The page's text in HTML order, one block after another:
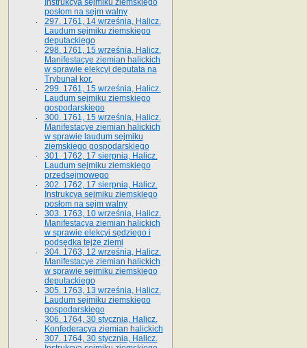
Instrukcya sejmiku ziemskiego
posłom na sejm walny
297. 1761, 14 września, Halicz.
Laudum sejmiku ziemskiego
deputackiego
298. 1761, 15 września, Halicz.
Manifestacye ziemian halickich
w sprawie elekcyi deputata na
Trybunał kor.
299. 1761, 15 września, Halicz.
Laudum sejmiku ziemskiego
gospodarskiego
300. 1761, 15 września, Halicz.
Manifestacye ziemian halickich
w sprawie laudum sejmiku
ziemskiego gospodarskiego
301. 1762, 17 sierpnia, Halicz.
Laudum sejmiku ziemskiego
przedsejmowego
302. 1762, 17 sierpnia, Halicz.
Instrukcya sejmiku ziemskiego
posłom na sejm walny
303. 1763, 10 września, Halicz.
Manifestacya ziemian halickich
w sprawie elekcyi sędziego i
podsędka tejże ziemi
304. 1763, 12 września, Halicz.
Manifestacye ziemian halickich
w sprawie sejmiku ziemskiego
deputackiego
305. 1763, 13 września, Halicz.
Laudum sejmiku ziemskiego
gospodarskiego
306. 1764, 30 stycznia, Halicz.
Konfederacya ziemian halickich
307. 1764, 30 stycznia, Halicz.